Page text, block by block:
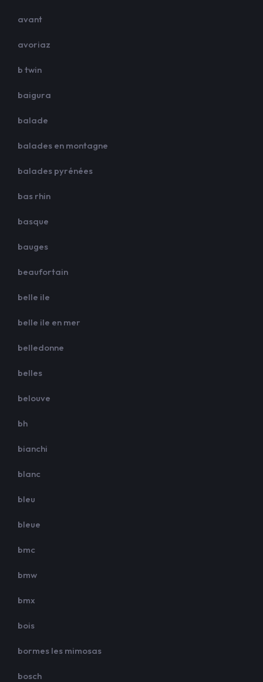
avant
avoriaz
b twin
baigura
balade
balades en montagne
balades pyrénées
bas rhin
basque
bauges
beaufortain
belle ile
belle ile en mer
belledonne
belles
belouve
bh
bianchi
blanc
bleu
bleue
bmc
bmw
bmx
bois
bormes les mimosas
bosch